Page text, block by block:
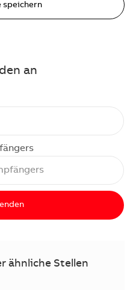
speichern
an
ähnliche Stellen